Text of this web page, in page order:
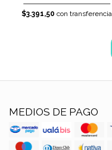
$3.391,50 con transferencia
MEDIOS DE PAGO